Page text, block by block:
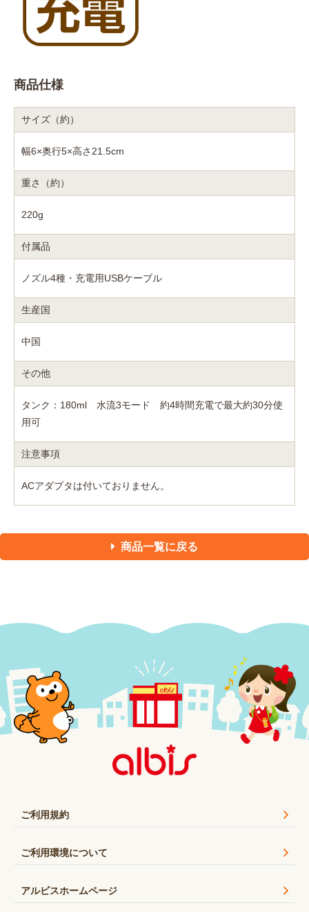
商品仕様
サイズ（約）
幅6×奥行5×高さ21.5cm
重さ（約）
220g
付属品
ノズル4種・充電用USBケーブル
生産国
中国
その他
タンク：180ml 水流3モード 約4時間充電で最大約30分使
用可
注意事項
ACアダプタは付いておりません。
商品一覧に戻る
ご利用規約
ご利用環境について
アルビスホームページ